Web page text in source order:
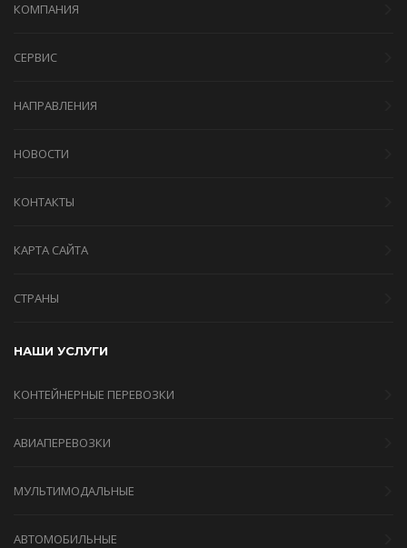
КОМПАНИЯ
СЕРВИС
НАПРАВЛЕНИЯ
НОВОСТИ
КОНТАКТЫ
КАРТА САЙТА
СТРАНЫ
НАШИ УСЛУГИ
КОНТЕЙНЕРНЫЕ ПЕРЕВОЗКИ
АВИАПЕРЕВОЗКИ
МУЛЬТИМОДАЛЬНЫЕ
АВТОМОБИЛЬНЫЕ